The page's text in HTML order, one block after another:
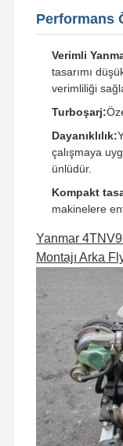
Performans
Verimli
tasarımı
verimliliği
Turboşarj:
Dayanıklılık:
çalışmaya
ünlüdür.
Kompakt
makinelere
Yanmar
Montajı Arka